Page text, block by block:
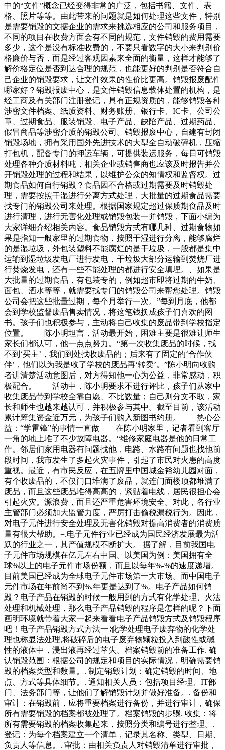
中的“文件”概念已经变得非常的广泛，包括书籍、文件、表
格、照片等等。由此带来的问题就是如何处理这些文件，特别
是需要销毁的文据企业的需求来挑选相应的公司和服务项目，
不同的项目在收费方面会有不同的规范，文件销毁的费用需要
多少，这个是没有标准收费的，不要只看数字的大小来判别价
格廉价与否，而是经过客观因素来全面的衡量，这样才能够了
解价格定位是否到达合理的规范，也能更好的判别是否符合自
己企业的销毁要求，让文件效果的性价比更高。销毁报废配件
哪家好？销毁报废中心，是文件销毁信息载体处置的机构，是
经工商及有关部门注册登记，具有正规资质的，能够销毁各种
涉密文件档案、纸质资料、财务账册、银行卡、IC卡、公司公
章、过期食品、服装销毁、电子产品、缺陷产品、过期药品、
假冒商品等涉密介质的销毁公司。销毁报废中心，自建有封闭
销毁场地，拥有采用国外先进技术的大型全自动破碎机，压缩
打包机，配备专门的押运车辆，可提供装运服务，每日可销毁
处理各种介质材料吨，相关企业或销售商也应该及时报告并公
开销毁处理的过程和结果，以维护公众的知情权和监督权。过
期食品如何自行销毁？食品因不合格或过期需要及时销毁处
理，需要按照干湿进行分离方式处理，大批量的过期食品需要
找专门的销毁公司来处理。根据国家规定超过保质期食品及时
进行清理，进行无害化处理或销毁包装一并销毁，下面小编为
大家详细介绍相关内容。食品销毁方式有哪几种、过期食物如
果是指知一般家里的过期食物，按照干湿进行分离，能够腐烂
的是湿垃圾，外包装塑料不能腐烂的是干垃圾，一般都是集中
运输到湿垃圾发电厂进行发电，干垃圾大部分运输到焚烧厂进
行焚烧发电，还有一些不能处理的都进行安全填埋。、如果是
大批量的过期食品，有包装专的，例如超市即将过期的牛奶、
面包、酒水等等，就需要找专门的销毁公司来帮您处理。销毁
公司会把这些批量过期，每个月举行一次。”每到月底，他都
会到学校监督废品售卖情况，将这笔钱换成孩子们喜欢的图
书。孩子们也积极参与，主动将自己收集的废品带到学校指定
位置。 陈小明坦言，活动最开始，困难主要是很难让师生
家长们都认可，他一点点努力。“第一次收集废品的时候，找
不到‘买主’，我们到处找收废品的；后来有了固定的‘合作伙
伴’，他们以为我是收了学校的废品再‘转卖’。”陈小明向收购
者讲清楚活动意图后，对方得知他一心为公益，非常感动，积
极配合。 活动中，陈小明要求不进行评比，孩子们从家中
收集废品带到学校全靠自愿、不比数量；自己则分文不取，家
长和师生也越来越认可，并积极参与其中。截至目前，该活动
累计筹集资金近万元，为孩子们购入新图书约册。 热心公
益：“学雷锋”的事情一直做 在陈小明家里，记者看到客厅
一角的地上堆了不少故障电器。“维修家庭电器是他的日常工
作。邻居们家用电器有问题找他，电路、水路有问题也找他前
段时间，我市发生了多起火灾事件，引起了市民对火患的高度
重视。最近，有市民反应，在五牌里中国城金裕幼儿园对面，
有个收废品的，不仅门口堆满了废品，就连门面楼顶都堆满了
废品，而且这些废品堆得高高的，紧贴着电线，居民很担心会
引起火灾。源浪费，而且还严重危害环境安全。对此，各行业
主管部门必须加大监管力度，严厉打击偷税漏税行为。因此，
对电子元件进行安全处理及无害化销毁对提高消费者的消费质
量有很大帮助。=.电子元件行业已经成为国民经济发展最为活
跃的行业之一，其产值规模不断扩大。 据了解，目前我国电
子元件市场规模在亿元左右中国。以美国为例：美国拥有全
球%以上的电子元件市场份额，而且以每年%-%的速度递增。
目前美国已经成为全球电子元件市场第一大市场。而中国电子
元件市场在年前尚不到%,年更是达到了%。电子产品如何销
毁？电子产品在销毁的时候一般用到的方式有化学处理、火法
处理和机械处理，那么电子产品销毁的程序是怎样的呢？下面
画明环境就带着大家一起来看看电子产品销毁方式及销毁程序
吧！电子产品销毁方式方法一∶化学处理电子废弃物的化学处
理也称显法处理,将破碎后的电子废弃物颗粒投入到酸性或碱
性的液体中，浸出液再经过萃失。档案销毁前的准备工作. 确
认销毁范围：根据公司的规定和项目的实际情况，明确需要销
毁的档案类型和数量。. 制定销毁计划：确定销毁的时间、地
点、方式等具体细节。. 通知相关人员：包括项目经理、IT部
门、法务部门等，让他们了解销毁计划并做好准备。. 备份和
审计：在销毁前，应将重要档案进行备份，并进行审计，确保
所有需要销毁的档案都被处理了。档案销毁的步骤. 收集：将
所有需要销毁的档案收集起来，按照分类和编号进行整理。.
登记：为每个档案建立一个清单，记录其名称、类型、日期、
负责人等信息。. 审批：由相关负责人对销毁清单进行审批，